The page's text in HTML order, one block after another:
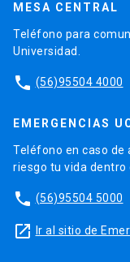
MESA CENTRAL
Teléfono para
Universidad.
phone (56)95504 4000
EMERGENCIAS
Teléfono en caso de
riesgo tu vida dentro
phone (56)95504 5000
launch Ir al sitio de